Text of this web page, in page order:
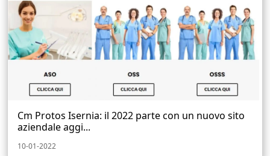
Cm Protos Isernia: il 2022 parte con un nuovo sito
aziendale aggi...
10-01-2022